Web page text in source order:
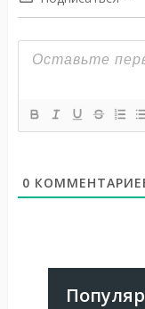
0